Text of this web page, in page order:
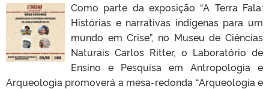
Como parte da exposição “A Terra Fala:
Histórias e narrativas indígenas para um
mundo em Crise”, no Museu de Ciências
Naturais Carlos Ritter, o Laboratório de
Ensino e Pesquisa em Antropologia e
Arqueologia promoverá a mesa-redonda “Arqueologia e